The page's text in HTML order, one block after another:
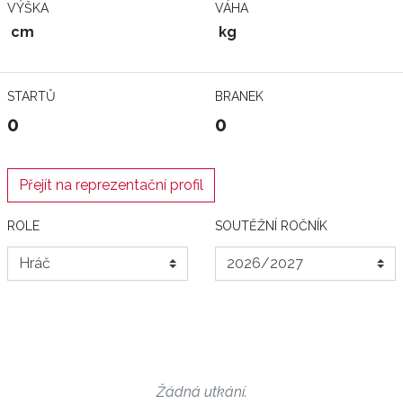
VÝŠKA
cm
VÁHA
kg
STARTŮ
0
BRANEK
0
Přejít na reprezentační profil
ROLE SOUTĚŽNÍ ROČNÍK
Žádná utkání.